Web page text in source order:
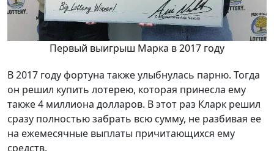
Первый выигрыш Марка в 2017 году
В 2017 году фортуна также улыбнулась парню. Тогда
он решил купить лотерею, которая принесла ему
также 4 миллиона долларов. В этот раз Кларк решил
сразу полностью забрать всю сумму, не разбивая ее
на ежемесячные выплаты причитающихся ему
средств.